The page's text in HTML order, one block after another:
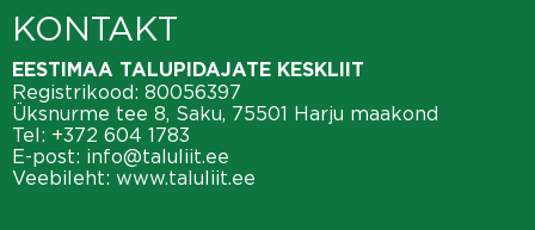
KONTAKT
EESTIMAA TALUPIDAJATE KESKLIIT
Registrikood: 80056397
Üksnurme tee 8, Saku, 75501 Harju maakond
Tel: +372 604 1783
E-post: info@taluliit.ee
Veebileht: www.taluliit.ee